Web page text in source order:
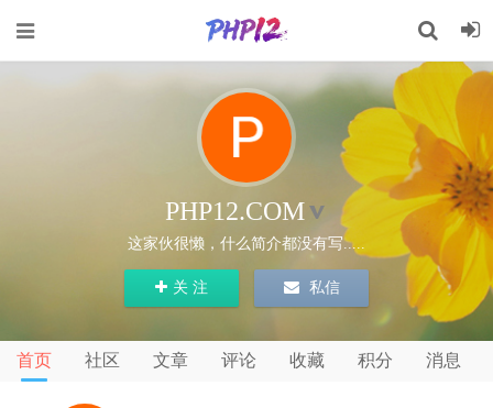
PHP12.COM
这家伙很懒，什么简介都没有写.....
关 注 私信
首页 社区 文章 评论 收藏 积分 消息